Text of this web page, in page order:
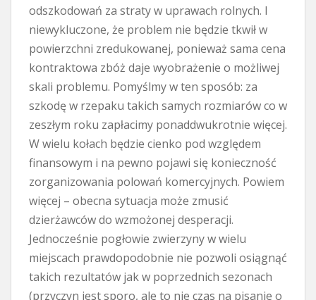
odszkodowań za straty w uprawach rolnych. I
niewykluczone, że problem nie będzie tkwił w
powierzchni zredukowanej, ponieważ sama cena
kontraktowa zbóż daje wyobrażenie o możliwej
skali problemu. Pomyślmy w ten sposób: za
szkodę w rzepaku takich samych rozmiarów co w
zeszłym roku zapłacimy ponaddwukrotnie więcej.
W wielu kołach będzie cienko pod względem
finansowym i na pewno pojawi się konieczność
zorganizowania polowań komercyjnych. Powiem
więcej – obecna sytuacja może zmusić
dzierżawców do wzmożonej desperacji.
Jednocześnie pogłowie zwierzyny w wielu
miejscach prawdopodobnie nie pozwoli osiągnąć
takich rezultatów jak w poprzednich sezonach
(przyczyn jest sporo, ale to nie czas na pisanie o